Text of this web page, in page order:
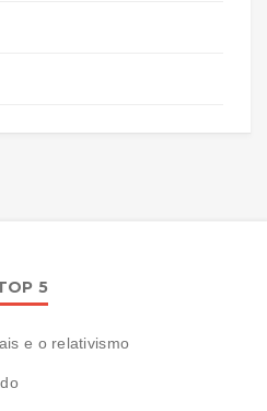
5
e o relativismo